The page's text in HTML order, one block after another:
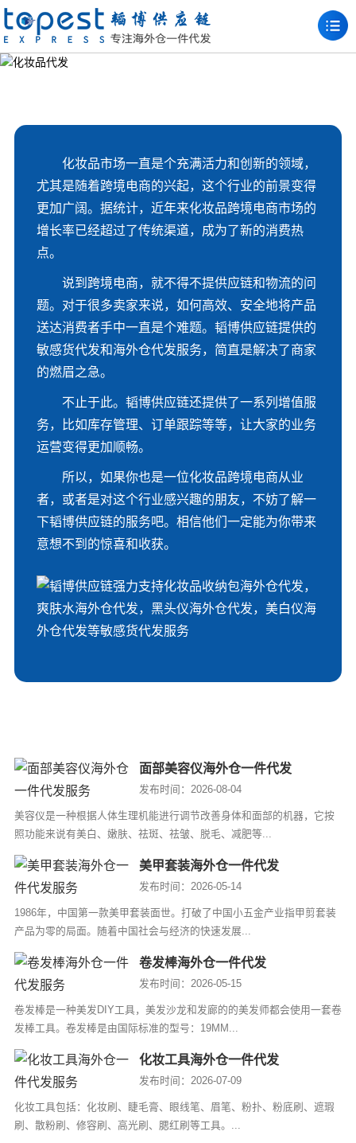
化妆品市场一直是个充满活力和创新的领域，
尤其是随着跨境电商的兴起，这个行业的前景变得
更加广阔。据统计，近年来化妆品跨境电商市场的
增长率已经超过了传统渠道，成为了新的消费热
点。
说到跨境电商，就不得不提供应链和物流的问
题。对于很多卖家来说，如何高效、安全地将产品
送达消费者手中一直是个难题。韬博供应链提供的
敏感货代发和海外仓代发服务，简直是解决了商家
的燃眉之急。
不止于此。韬博供应链还提供了一系列增值服
务，比如库存管理、订单跟踪等等，让大家的业务
运营变得更加顺畅。
所以，如果你也是一位化妆品跨境电商从业
者，或者是对这个行业感兴趣的朋友，不妨了解一
下韬博供应链的服务吧。相信他们一定能为你带来
意想不到的惊喜和收获。
面部美容仪海外仓一件代发
发布时间：2026-08-04
美容仪是一种根据人体生理机能进行调节改善身体和面部的机器，它按
照功能来说有美白、嫩肤、祛斑、祛皱、脱毛、减肥等...
美甲套装海外仓一件代发
发布时间：2026-05-14
1986年，中国第一款美甲套装面世。打破了中国小五金产业指甲剪套装
产品为零的局面。随着中国社会与经济的快速发展...
卷发棒海外仓一件代发
发布时间：2026-05-15
卷发棒是一种美发DIY工具，美发沙龙和发廊的的美发师都会使用一套卷
发棒工具。卷发棒是由国际标准的型号：19MM...
化妆工具海外仓一件代发
发布时间：2026-07-09
化妆工具包括：化妆刷、睫毛膏、眼线笔、眉笔、粉扑、粉底刷、遮瑕
刷、散粉刷、修容刷、高光刷、腮红刷等工具。...